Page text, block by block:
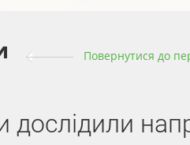
Повернутися до
дослідили